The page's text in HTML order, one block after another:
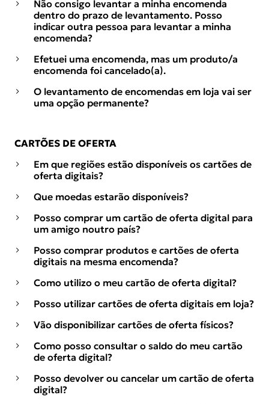
Não consigo levantar a minha encomenda
dentro do prazo de levantamento. Posso
indicar outra pessoa para levantar a minha
encomenda?
Efetuei uma encomenda, mas um produto/a
encomenda foi cancelado(a).
O levantamento de encomendas em loja vai ser
uma opção permanente?
CARTÕES DE OFERTA
Em que regiões estão disponíveis os cartões de
oferta digitais?
Que moedas estarão disponíveis?
Posso comprar um cartão de oferta digital para
um amigo noutro país?
Posso comprar produtos e cartões de oferta
digitais na mesma encomenda?
Como utilizo o meu cartão de oferta digital?
Posso utilizar cartões de oferta digitais em loja?
Vão disponibilizar cartões de oferta físicos?
Como posso consultar o saldo do meu cartão
de oferta digital?
Posso devolver ou cancelar um cartão de oferta
digital?